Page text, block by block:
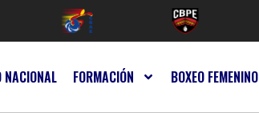
NACIONAL FORMACIÓN BOXEO FEMENINO